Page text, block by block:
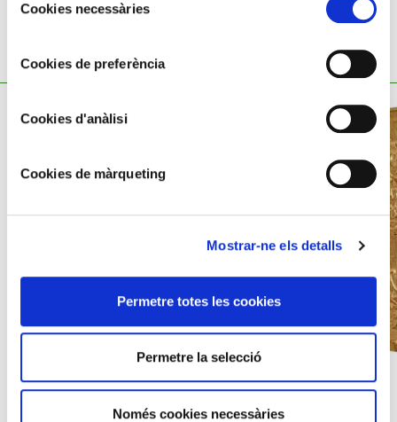
deCookies necessàries
Cookies de preferència
Cookies d'anàlisi
Cookies de màrqueting
Mostrar-ne els detalls
Permetre totes les cookies
Permetre la selecció
Només cookies necessàries
TAMBÉ ET POT INTERESSAR
SÒLID